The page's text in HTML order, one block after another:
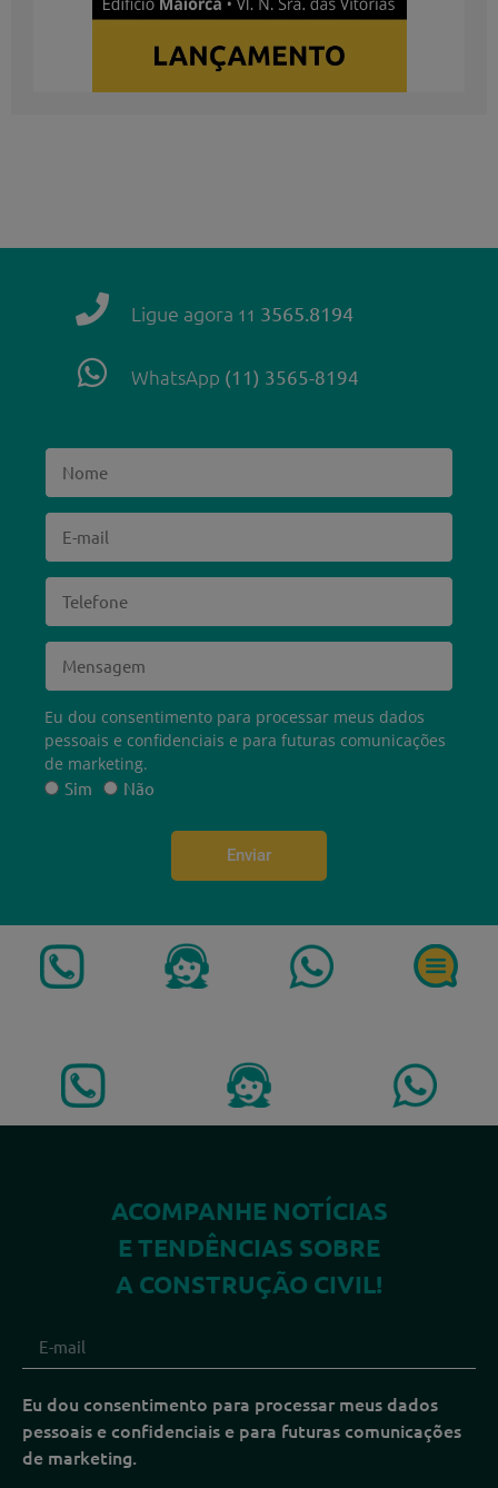
Ligue agora 11 3565.8194
WhatsApp (11) 3565-8194
Eu dou consentimento para processar meus dados
pessoais e confidenciais e para futuras comunicações
de marketing.
Sim
Não
Enviar
ACOMPANHE NOTÍCIAS
E TENDÊNCIAS SOBRE
A CONSTRUÇÃO CIVIL!
Eu dou consentimento para processar meus dados
pessoais e confidenciais e para futuras comunicações
de marketing.